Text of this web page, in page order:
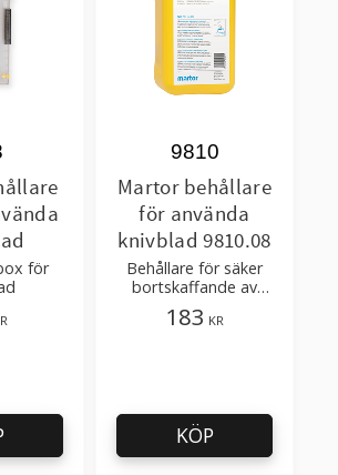
för
Martor behållare
för använda
knivblad 9810.08
Behållare för säker
bortskaffande av
använda blad. Använd
med 9845
9810
183 KR
KÖP